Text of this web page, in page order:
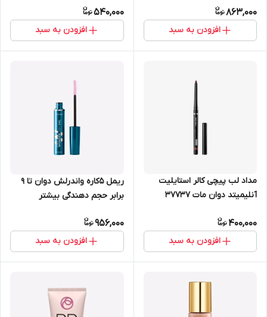
863,000
افزودن به سبد
540,000
افزودن به سبد
مداد لب پیچی کالر استایلیت
آنلیمیتد دوان مات 37737
400,000
افزودن به سبد
ریمل 5کاره واندرلش دوان تا 9
برابر حجم دهندگی بیشتر
956,000
افزودن به سبد